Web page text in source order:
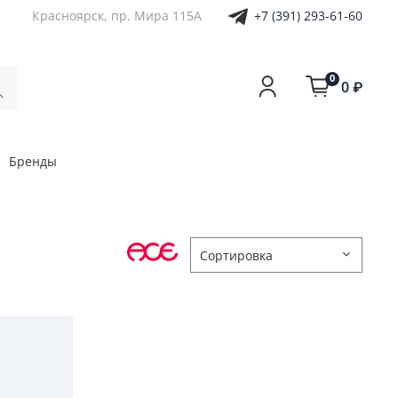
Красноярск, пр. Мира 115А +7 (391) 293-61-60
0 0 ₽
Бренды